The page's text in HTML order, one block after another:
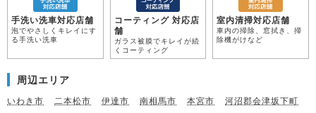
手洗い洗車対応店舗
泡でやさしくキレイにす
る手洗い洗車
コーティング 対応店
舗
ガラス被膜でキレイが続
くコーティング
室内清掃対応店舗
車内の掃除、窓拭き、掃
除機がけなど
周辺エリア
いわき市 二本松市 伊達市 南相馬市 本宮市
河沼郡会津坂下町